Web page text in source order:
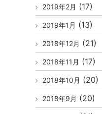
2019年2月 (17)
2019年1月 (13)
2018年12月 (21)
2018年11月 (17)
2018年10月 (20)
2018年9月 (20)